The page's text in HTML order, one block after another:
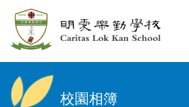
移至主內容
校園相簿